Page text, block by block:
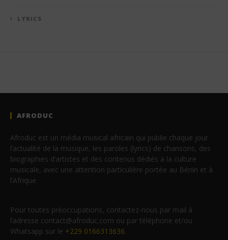
LYRICS
AFRODUC
Afroduc est un média musical africain qui publie chaque jour
l’actualité de la musique, les paroles (lyrics) de chansons, des
biographies d’artistes et des contenus dédiés à la culture
musicale, avec une attention particulière portée au Bénin et à
l’Afrique.
Pour toutes préoccupations, contactez-nous par mail à
l’adresse contact@afroduc.com ou par téléphone et/ou
Whatsapp sur le +229 0166313636.